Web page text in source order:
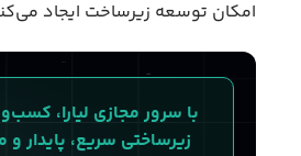
امکان توسعه زیرساخت ایجاد